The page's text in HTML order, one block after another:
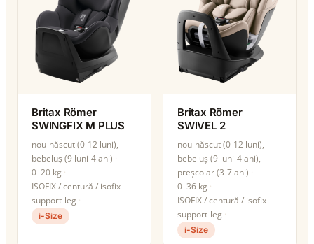
Britax Römer
SWINGFIX M PLUS
nou-născut (0-12 luni),
bebeluș (9 luni-4 ani)
0–20 kg
ISOFIX / centură / isofix-
support-leg
i-Size
Britax Römer
SWIVEL 2
nou-născut (0-12 luni),
bebeluș (9 luni-4 ani),
preșcolar (3-7 ani)
0–36 kg
ISOFIX / centură / isofix-
support-leg
i-Size